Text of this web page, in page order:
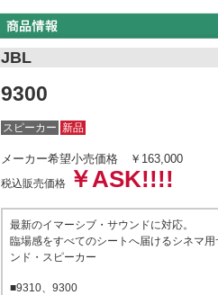
JBL
9300
スピーカー 新品
メーカー希望小売価格 ￥163,000
税込販売価格 ￥ASK!!!!
最新のイマーシブ・サウンドに対応。
臨場感をすべてのシートへ届けるシネマ用
ンド・スピーカー
■9310、9300